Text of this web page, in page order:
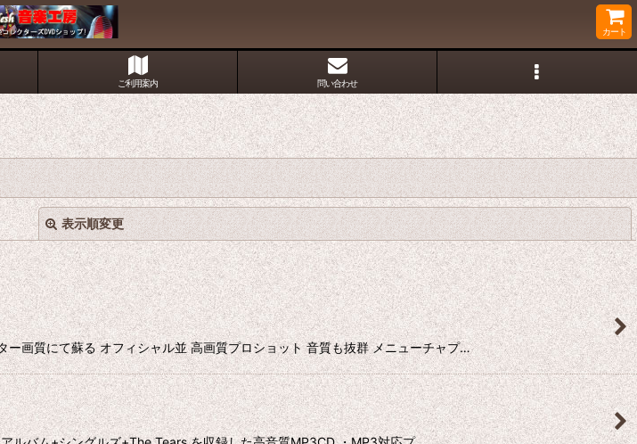
カート
ご利用案内 問い合わせ
表示順変更
絞り込む
閉じる
画質にて蘇る オフィシャル並 高画質プロショット 音質も抜群 メニューチャプ…